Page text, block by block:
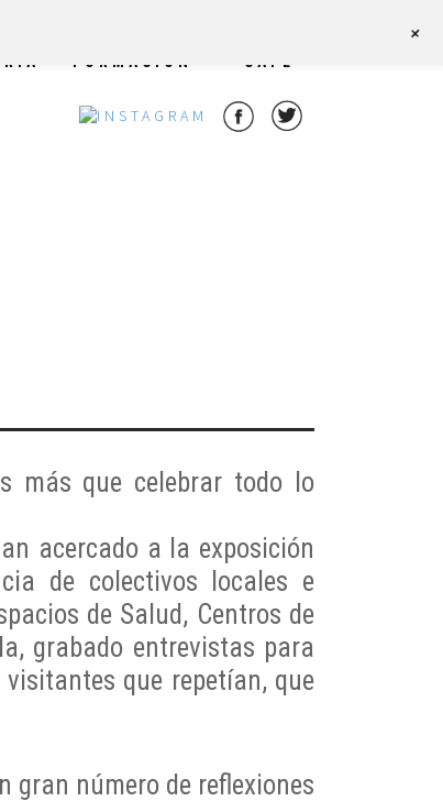
FORMACIÓN CAFÉ
más que celebrar todo lo
acercado a la exposición
de colectivos locales e
de Salud, Centros de
grabado entrevistas para
que repetían, que
gran número de reflexiones
+